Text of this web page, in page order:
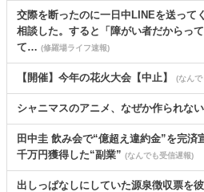
交際を断ったのに一日中LINEを送って
相談した。すると「障がい者だからっ
て… (修羅場ライフ速報)
【開催】今年の花火大会【中止】 (なん
シャニマスのアニメ、なぜか作られない
田中圭 飲み会で“億超え違約金”を完
千万円獲得した“副業” (なんでも受信遅報)
出しっぱなしにしていた源泉徴収票を